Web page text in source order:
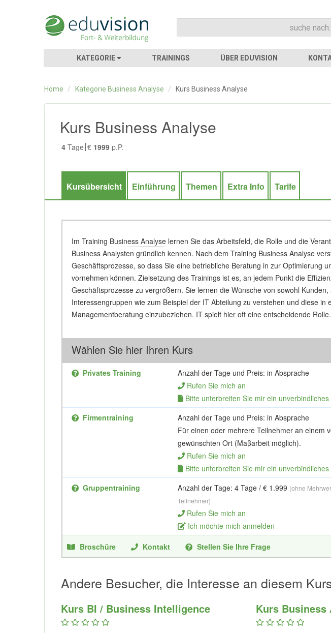
KATEGORIE TRAININGS ÜBER EDUVISION
Home / Kategorie Business Analyse / Kurs Business Analyse
Kurs Business Analyse
4 Tage € 1999 p.P.
Kursübersicht Einführung Themen Extra Info Tarife
Im Training Business Analyse lernen Sie das Arbeitsfeld, die Rolle und die
Business Analysten gründlich kennen. Nach dem Training Business Analyse
Geschäftsprozesse, so dass Sie eine betriebliche Beratung in zur Optimierung
vornehmen können. Zielsetzung des Trainings ist es, an jedem Punkt die
Geschäftsprozesse zu vergrößern. Sie lernen die Wünsche von sowohl Kunden,
Interessengruppen wie zum Beispiel der IT Abteilung zu verstehen und diese in
Managementberatung einzubeziehen. IT spielt hier oft eine entscheidende Rolle.
Wählen Sie hier Ihren Kurs
Privates Training
Anzahl der Tage und Preis: in Absprache
Rufen Sie mich an
Bitte unterbreiten Sie mir ein
Firmentraining
Anzahl der Tage und Preis: in Absprache
Für einen oder mehrere Teilnehmer an einem
gewünschten Ort (Maβarbeit möglich).
Rufen Sie mich an
Bitte unterbreiten Sie mir ein
Gruppentraining
Anzahl der Tage: 4 Tage / € 1.999 (ohne
Teilnehmer)
Rufen Sie mich an
Ich möchte mich anmelden
Broschüre Kontakt Stellen Sie Ihre Frage
Andere Besucher, die Interesse an diesem
Kurs BI / Business Intelligence Kurs Business